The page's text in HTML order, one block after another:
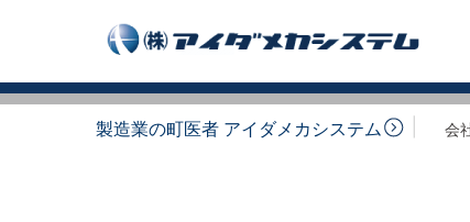
製造業の町医者 アイダメカシステム 会